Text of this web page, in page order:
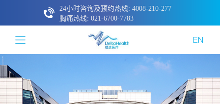
24小时咨询及预约热线: 4008-210-277
胸痛热线: 021-6700-7783